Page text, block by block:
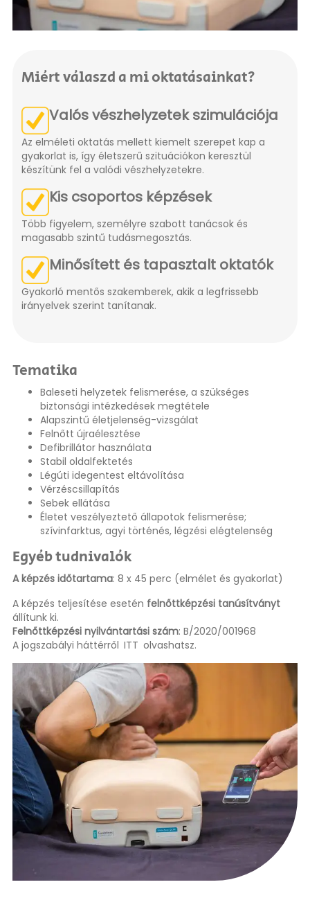
Miért válaszd a mi oktatásainkat?
Valós vészhelyzetek szimulációja
Az elméleti oktatás mellett kiemelt szerepet kap a
gyakorlat is, így életszerű szituációkon keresztül
készítünk fel a valódi vészhelyzetekre.
Kis csoportos képzések
Több figyelem, személyre szabott tanácsok és
magasabb szintű tudásmegosztás.
Minősített és tapasztalt oktatók
Gyakorló mentős szakemberek, akik a legfrissebb
irányelvek szerint tanítanak.
Tematika
Baleseti helyzetek felismerése, a szükséges
biztonsági intézkedések megtétele
Alapszintű életjelenség-vizsgálat
Felnőtt újraélesztése
Defibrillátor használata
Stabil oldalfektetés
Légúti idegentest eltávolítása
Vérzéscsillapítás
Sebek ellátása
Életet veszélyeztető állapotok felismerése;
szívinfarktus, agyi történés, légzési elégtelenség
Egyéb tudnivalók
A képzés időtartama: 8 x 45 perc (elmélet és gyakorlat)
A képzés teljesítése esetén felnőttképzési tanúsítványt
állítunk ki.
Felnőttképzési nyilvántartási szám: B/2020/001968
A jogszabályi háttérről ITT olvashatsz.